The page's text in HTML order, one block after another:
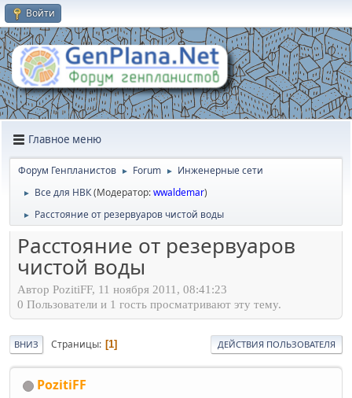
Войти
Главное меню
Форум Генпланистов ► Forum ► Инженерные сети
► Все для НВК(Модератор:wwaldemar)
► Расстояние от резервуаров чистой воды
Расстояние от резервуаров
чистой воды
Автор PozitiFF, 11 ноября 2011, 08:41:23
0 Пользователи и 1 гость просматривают эту тему.
ВНИЗ Страницы 1 ДЕЙСТВИЯ ПОЛЬЗОВАТЕЛЯ
PozitiFF